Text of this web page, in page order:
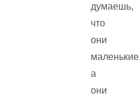
думаешь,
что
они
маленькие,
а
они